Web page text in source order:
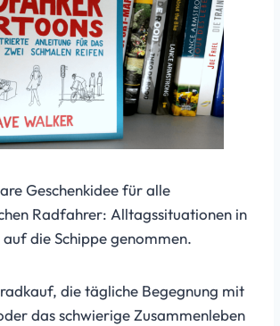
Geschenkidee für alle
Radfahrer: Alltagssituationen in
die Schippe genommen.
die tägliche Begegnung mit
das schwierige Zusammenleben